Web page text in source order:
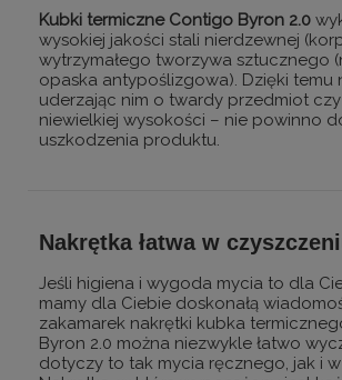
Kubki termiczne Contigo Byron 2.0
wysokiej jakości stali nierdzewnej
wytrzymałego tworzywa sztucznego
opaska antypoślizgowa). Dzięki temu
uderzając nim o twardy przedmiot
niewielkiej wysokości – nie powinno
uszkodzenia produktu.
Nakrętka łatwa w
Jeśli higiena i wygoda mycia to dla
mamy dla Ciebie doskonałą
zakamarek nakrętki kubka
Byron 2.0 można niezwykle łatwo
dotyczy to tak mycia ręcznego, jak i